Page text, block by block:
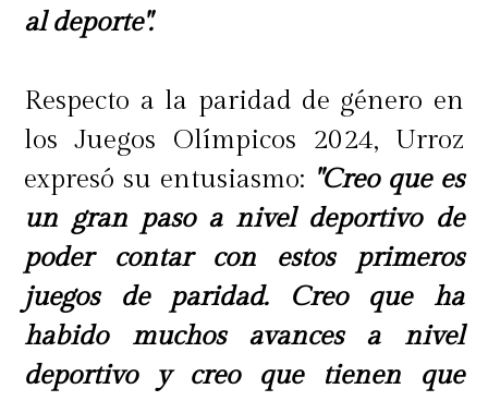
al deporte".
Respecto a la paridad de género en
los Juegos Olímpicos 2024, Urroz
expresó su entusiasmo: "Creo que es
un gran paso a nivel deportivo de
poder contar con estos primeros
juegos de paridad. Creo que ha
habido muchos avances a nivel
deportivo y creo que tienen que